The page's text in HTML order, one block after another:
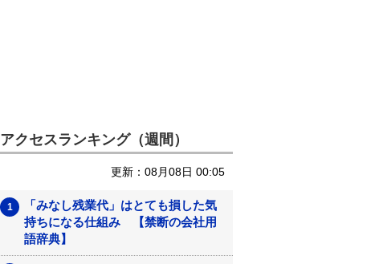
アクセスランキング（週間）
更新：08月08日 00:05
「みなし残業代」はとても損した気
持ちになる仕組み 【禁断の会社用
語辞典】